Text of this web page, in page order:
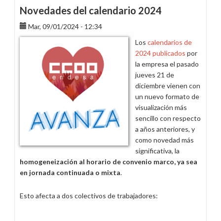
Novedades del calendario 2024
Mar, 09/01/2024 - 12:34
Los calendarios de
2024 publicados por
la empresa el pasado
jueves 21 de
diciembre vienen con
un nuevo formato de
visualización más
sencillo con respecto
a años anteriores, y
como novedad más
significativa, la
homogeneización al horario de convenio marco, ya sea
en jornada continuada o mixta.
Esto afecta a dos colectivos de trabajadores: